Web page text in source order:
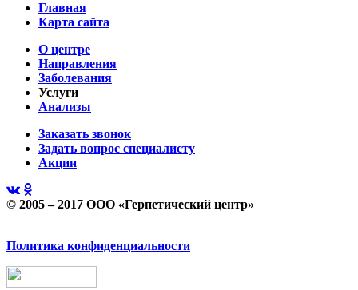
Главная
Карта сайта
О центре
Направления
Заболевания
Услуги
Анализы
Заказать звонок
Задать вопрос специалисту
Акции
© 2005 – 2017 ООО «Герпетический центр»
Политика конфиденциальности